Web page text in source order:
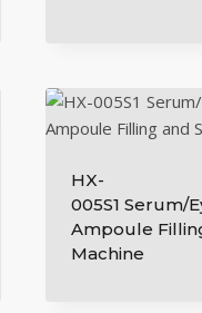
HX-
005S1 Serum/
Ampoule
Machine